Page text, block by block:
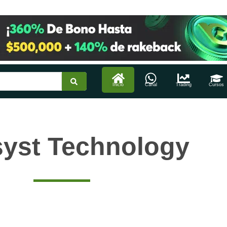
Inicio Canal Trading Cursos
Technology